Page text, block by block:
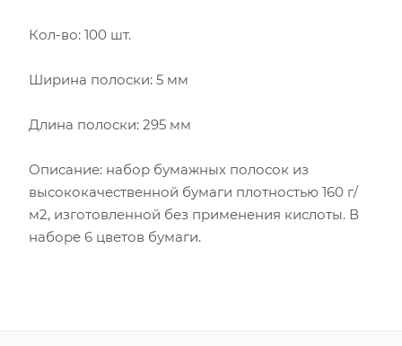
Кол-во: 100 шт.
Ширина полоски: 5 мм
Длина полоски: 295 мм
Описание: набор бумажных полосок из
высококачественной бумаги плотностью 160 г/
м2, изготовленной без применения кислоты. В
наборе 6 цветов бумаги.